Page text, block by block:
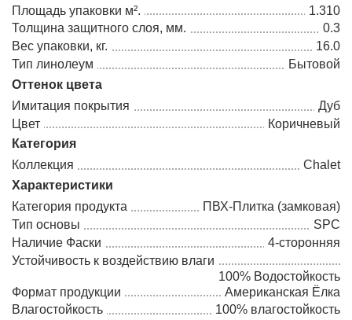
Площадь упаковки м².
1.310
Толщина защитного слоя, мм.
0.3
Вес упаковки, кг.
16.0
Тип линолеум
Бытовой
Оттенок цвета
Имитация покрытия
Дуб
Цвет
Коричневый
Категория
Коллекция
Chalet
Характеристики
Категория продукта
ПВХ-Плитка (замковая)
Тип основы
SPC
Наличие Фаски
4-сторонняя
Устойчивость к воздействию влаги
100% Водостойкость
Формат продукции
Американская Ёлка
Влагостойкость
100% влагостойкость